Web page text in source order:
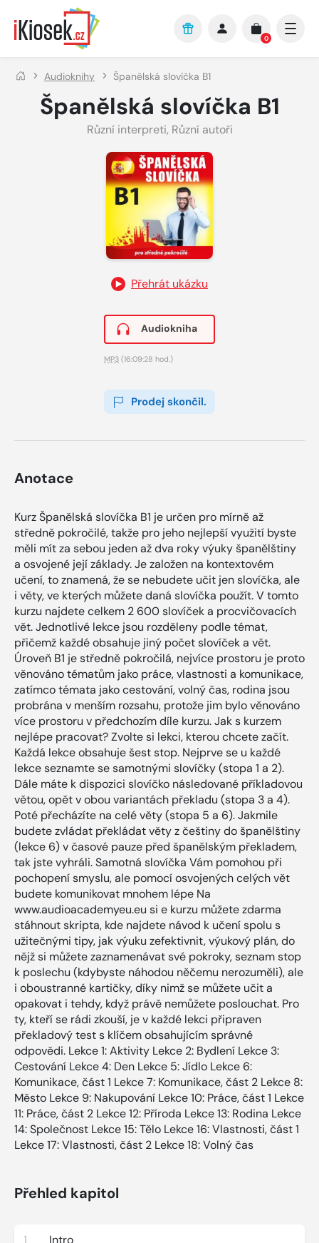
Přejít na hlavní obsah
0
Audioknihy Španělská slovíčka B1
Španělská slovíčka B1
Různí interpreti, Různí autoři
Přehrát ukázku
Audiokniha
MP3 (16:09:28 hod.)
Prodej skončil.
Anotace
Kurz Španělská slovíčka B1 je určen pro mírně až
středně pokročilé, takže pro jeho nejlepší využití byste
měli mít za sebou jeden až dva roky výuky španělštiny
a osvojené její základy. Je založen na kontextovém
učení, to znamená, že se nebudete učit jen slovíčka, ale
i věty, ve kterých můžete daná slovíčka použít. V tomto
kurzu najdete celkem 2 600 slovíček a procvičovacích
vět. Jednotlivé lekce jsou rozděleny podle témat,
přičemž každé obsahuje jiný počet slovíček a vět.
Úroveň B1 je středně pokročilá, nejvíce prostoru je proto
věnováno tématům jako práce, vlastnosti a komunikace,
zatímco témata jako cestování, volný čas, rodina jsou
probrána v menším rozsahu, protože jim bylo věnováno
více prostoru v předchozím díle kurzu. Jak s kurzem
nejlépe pracovat? Zvolte si lekci, kterou chcete začít.
Každá lekce obsahuje šest stop. Nejprve se u každé
lekce seznamte se samotnými slovíčky (stopa 1 a 2).
Dále máte k dispozici slovíčko následované příkladovou
větou, opět v obou variantách překladu (stopa 3 a 4).
Poté přecházíte na celé věty (stopa 5 a 6). Jakmile
budete zvládat překládat věty z češtiny do španělštiny
(lekce 6) v časové pauze před španělským překladem,
tak jste vyhráli. Samotná slovíčka Vám pomohou při
pochopení smyslu, ale pomocí osvojených celých vět
budete komunikovat mnohem lépe Na
www.audioacademyeu.eu si e kurzu můžete zdarma
stáhnout skripta, kde najdete návod k učení spolu s
užitečnými tipy, jak výuku zefektivnit, výukový plán, do
nějž si můžete zaznamenávat své pokroky, seznam stop
k poslechu (kdybyste náhodou něčemu nerozuměli), ale
i oboustranné kartičky, díky nimž se můžete učit a
opakovat i tehdy, když právě nemůžete poslouchat. Pro
ty, kteří se rádi zkouší, je v každé lekci připraven
překladový test s klíčem obsahujícím správné
odpovědi. Lekce 1: Aktivity Lekce 2: Bydlení Lekce 3:
Cestování Lekce 4: Den Lekce 5: Jídlo Lekce 6:
Komunikace, část 1 Lekce 7: Komunikace, část 2 Lekce 8:
Město Lekce 9: Nakupování Lekce 10: Práce, část 1 Lekce
11: Práce, část 2 Lekce 12: Příroda Lekce 13: Rodina Lekce
14: Společnost Lekce 15: Tělo Lekce 16: Vlastnosti, část 1
Lekce 17: Vlastnosti, část 2 Lekce 18: Volný čas
Přehled kapitol
1 Intro